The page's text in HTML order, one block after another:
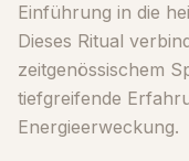
Einführung in die
Dieses Ritual
zeitgenössischem
tiefgreifende
Energieerweckung.